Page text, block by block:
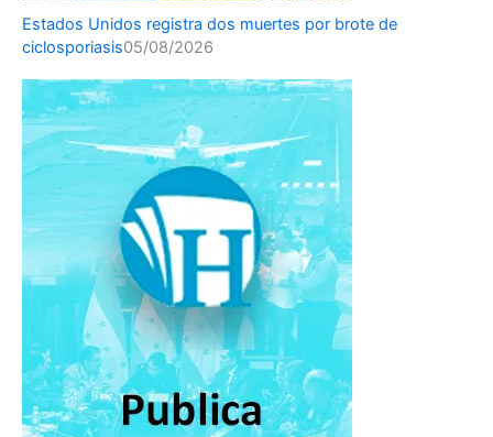
Estados Unidos registra dos muertes por brote de
ciclosporiasis05/08/2026